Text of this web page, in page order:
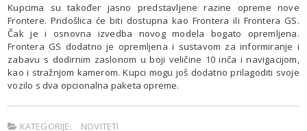
Kupcima su također jasno predstavljene razine opreme nove
Frontere. Pridošlica će biti dostupna kao Frontera ili Frontera GS.
Čak je i osnovna izvedba novog modela bogato opremljena.
Frontera GS dodatno je opremljena i sustavom za informiranje i
zabavu s dodirnim zaslonom u boji veličine 10 inča i navigacijom,
kao i stražnjom kamerom. Kupci mogu još dodatno prilagoditi svoje
vozilo s dva opcionalna paketa opreme.
KATEGORIJE: NOVITETI